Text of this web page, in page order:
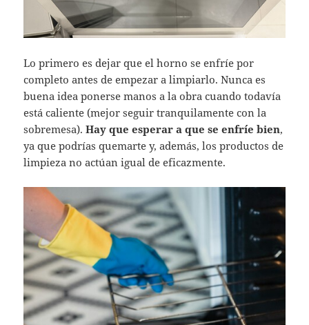
Lo primero es dejar que el horno se enfríe por
completo antes de empezar a limpiarlo. Nunca es
buena idea ponerse manos a la obra cuando todavía
está caliente (mejor seguir tranquilamente con la
sobremesa).Hay que esperar a que se enfríe bien,
ya que podrías quemarte y, además, los productos de
limpieza no actúan igual de eficazmente.